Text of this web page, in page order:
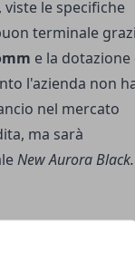
, viste le specifiche
terminale
e la dotazione
l'azienda non
nel mercato
ma sarà
New Aurora Black.